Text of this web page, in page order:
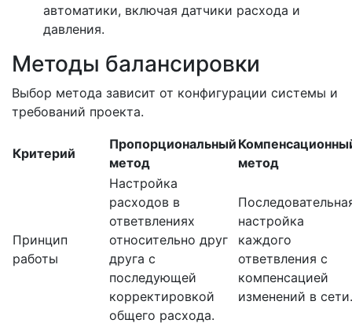
автоматики, включая датчики расхода и
давления.
Методы балансировки
Выбор метода зависит от конфигурации системы и
требований проекта.
Критерий
Пропорциональный
метод
метод
Принцип
работы
Настройка
расходов в
ответвлениях
относительно друг
друга с
последующей
корректировкой
общего расхода.
настройка
каждого
ответвления с
компенсацией
изменений в сети.